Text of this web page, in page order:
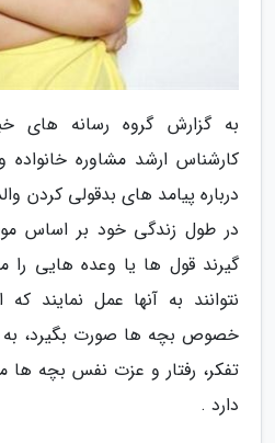
به گزارش گروه رسانه های
کارشناس ارشد مشاوره
درباره پیامد های بدقولی کردن
در طول زندگی خود بر اساس
گیرند قول ها یا وعده هایی
نتوانند به آنها عمل نمایند
خصوص بچه ها صورت بگیرد، به
تفکر، رفتار و عزت نفس بچه ها
دارد .